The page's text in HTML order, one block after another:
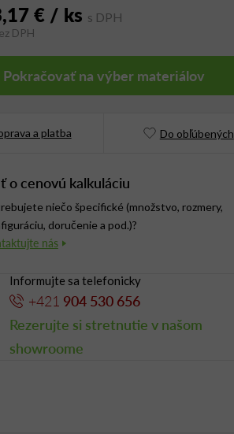
€ / ks
DPH
Pokračovať na výber materiálov
a platba Do obľúbených
o cenovú kalkuláciu
niečo špecifické (množstvo, rozmery,
doručenie a pod.)?
Informujte sa telefonicky
+421 904 530 656
Rezerujte si stretnutie v našom
showroome